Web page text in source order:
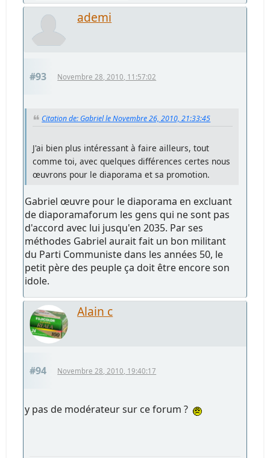
ademi
#93 Novembre 28, 2010, 11:57:02
Citation de: Gabriel le Novembre 26, 2010, 21:33:45
J'ai bien plus intéressant à faire ailleurs, tout
comme toi, avec quelques différences certes nous
œuvrons pour le diaporama et sa promotion.
Gabriel œuvre pour le diaporama en excluant
de diaporamaforum les gens qui ne sont pas
d'accord avec lui jusqu'en 2035. Par ses
méthodes Gabriel aurait fait un bon militant
du Parti Communiste dans les années 50, le
petit père des peuple ça doit être encore son
idole.
Alain c
#94 Novembre 28, 2010, 19:40:17
y pas de modérateur sur ce forum ?